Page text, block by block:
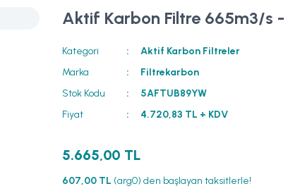
Aktif Karbon Filtre 665m3/s -
Kategori
Aktif Karbon Filtreler
Marka
Filtrekarbon
Stok Kodu
5AFTUB89YW
Fiyat
4.720,83 TL + KDV
5.665,00 TL
607,00 TL (arg0) den başlayan taksitlerle!